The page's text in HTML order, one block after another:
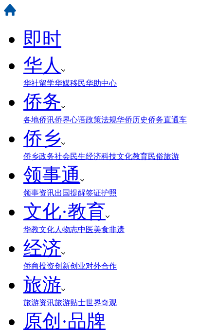
即时
华人
华社留学华媒移民华助中心
侨务
各地侨讯侨界心语政策法规华侨历史侨务直通车
侨乡
侨乡政务社会民生经济科技文化教育民俗旅游
领事通
领事资讯出国提醒签证护照
文化·教育
华教文化人物志中医美食非遗
经济
侨商投资创新创业对外合作
旅游
旅游资讯旅游贴士世界奇观
原创·品牌